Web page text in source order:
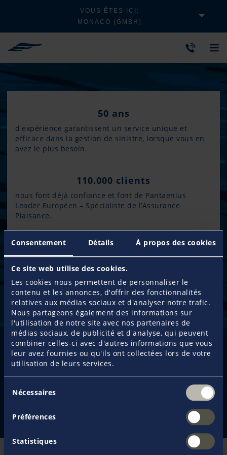
Consentement Détails À propos des cookies
Ce site web utilise des cookies.
Les cookies nous permettent de personnaliser le
contenu et les annonces, d'offrir des fonctionnalités
relatives aux médias sociaux et d'analyser notre trafic.
Nous partageons également des informations sur
l'utilisation de notre site avec nos partenaires de
médias sociaux, de publicité et d'analyse, qui peuvent
combiner celles-ci avec d'autres informations que vous
leur avez fournies ou qu'ils ont collectées lors de votre
utilisation de leurs services.
duNécessaires
Préférences
Statistiques
VOUS ÊTES ICI:
MONACO (GMBH)
50 ans
d'expérience garantissent un service unique et
efficace dans la gestion de sinistre, lorsque vous en
avez le plus besoin.
110.000 clients
nous font déjà confiance et font de Pantaenius
Leader Européen – Spécialiste de l’Assurance
Plaisance.
35.000 spécialistes
permettant d'assurer un véritable service local et de
conseil dans le monde entier.
Demander une proposition